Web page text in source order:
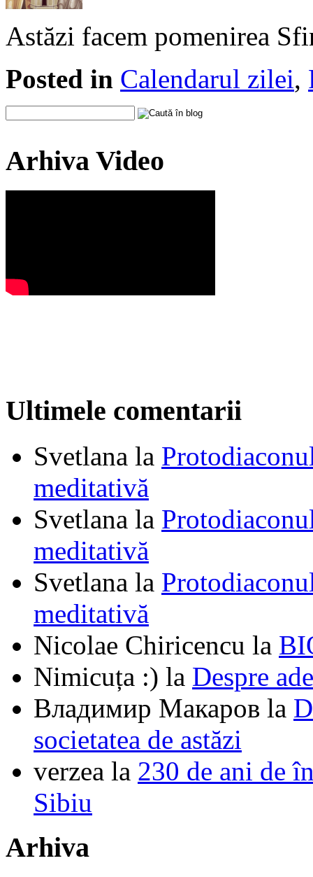
Astăzi facem pomenirea
Posted in Calendarul zilei,
Arhiva Video
Ultimele comentarii
Svetlana la
meditativă
Svetlana la
meditativă
Svetlana la
meditativă
Nicolae Chiricencu la
Nimicuța :) la Despre
Владимир Макаров la
societatea de astăzi
verzea la 230 de ani de
Sibiu
Arhiva